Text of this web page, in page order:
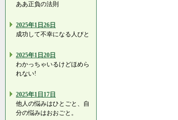
ああ正負の法則
2025年1日26日
成功して不幸になる人びと
2025年1日20日
わかっちゃいるけどほめら
れない!
2025年1日17日
他人の悩みはひとごと、自
分の悩みはおおごと。